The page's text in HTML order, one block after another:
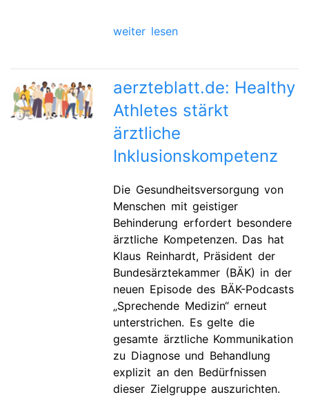
weiter lesen
aerzteblatt.de: Healthy
Athletes stärkt
ärztliche
Inklusionskompetenz
Die Gesundheitsversorgung von
Menschen mit geistiger
Behinderung erfordert besondere
ärztliche Kompetenzen. Das hat
Klaus Reinhardt, Präsident der
Bundesärztekammer (BÄK) in der
neuen Episode des BÄK-Podcasts
„Sprechende Medizin“ erneut
unterstrichen. Es gelte die
gesamte ärztliche Kommunikation
zu Diagnose und Behandlung
explizit an den Bedürfnissen
dieser Zielgruppe auszurichten.